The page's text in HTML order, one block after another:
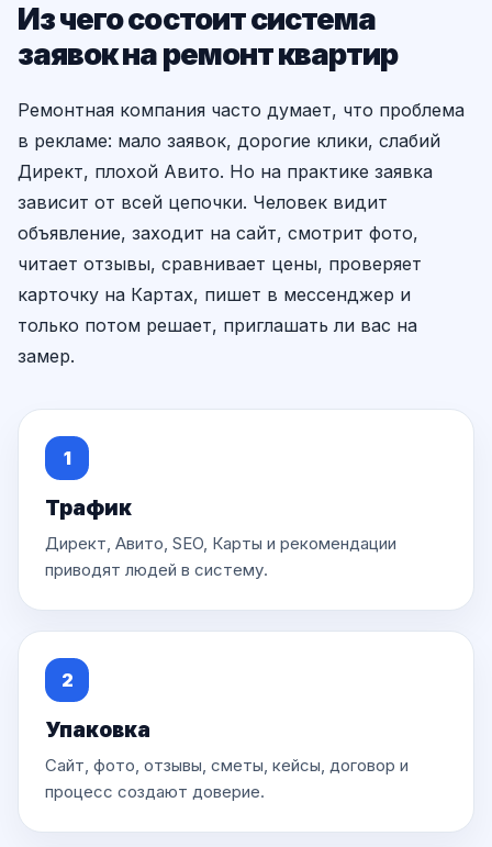
Из чего состоит система
заявок на ремонт квартир
Ремонтная компания часто думает, что проблема
в рекламе: мало заявок, дорогие клики, слабий
Директ, плохой Авито. Но на практике заявка
зависит от всей цепочки. Человек видит
объявление, заходит на сайт, смотрит фото,
читает отзывы, сравнивает цены, проверяет
карточку на Картах, пишет в мессенджер и
только потом решает, приглашать ли вас на
замер.
1
Трафик
Директ, Авито, SEO, Карты и рекомендации
приводят людей в систему.
2
Упаковка
Сайт, фото, отзывы, сметы, кейсы, договор и
процесс создают доверие.